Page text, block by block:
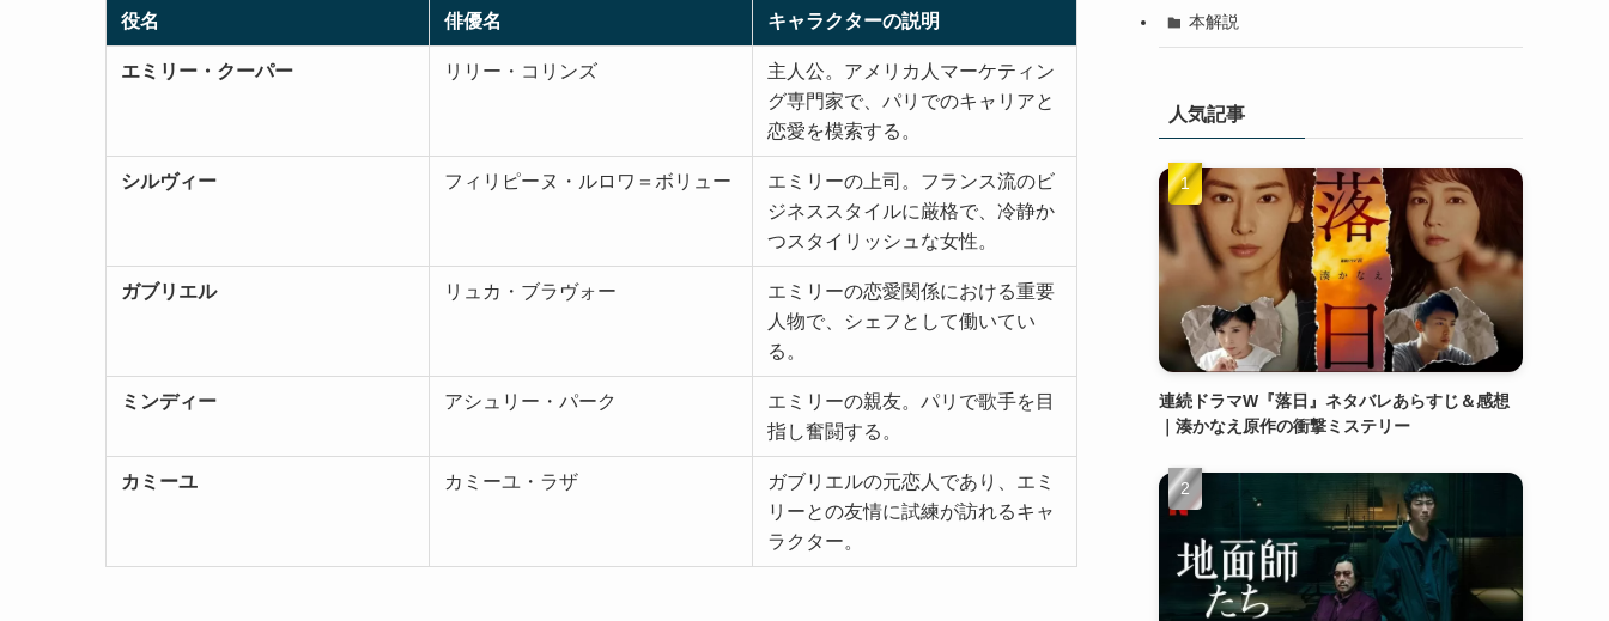
役名 俳優名 キャラクターの説明
エミリー・クーパー リリー・コリンズ
主人公。アメリカ人マーケティン
グ専門家で、パリでのキャリアと
恋愛を模索する。
シルヴィー フィリピーヌ・ルロワ＝ボリュー
エミリーの上司。フランス流のビ
ジネススタイルに厳格で、冷静か
つスタイリッシュな女性。
ガブリエル リュカ・ブラヴォー
エミリーの恋愛関係における重要
人物で、シェフとして働いてい
る。
ミンディー アシュリー・パーク
エミリーの親友。パリで歌手を目
指し奮闘する。
カミーユ カミーユ・ラザ
ガブリエルの元恋人であり、エミ
リーとの友情に試練が訪れるキャ
ラクター。
本解説
人気記事
連続ドラマW『落日』ネタバレあらすじ＆感想
｜湊かなえ原作の衝撃ミステリー